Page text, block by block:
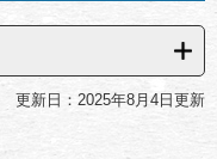
更新日：2025年8月4日更新